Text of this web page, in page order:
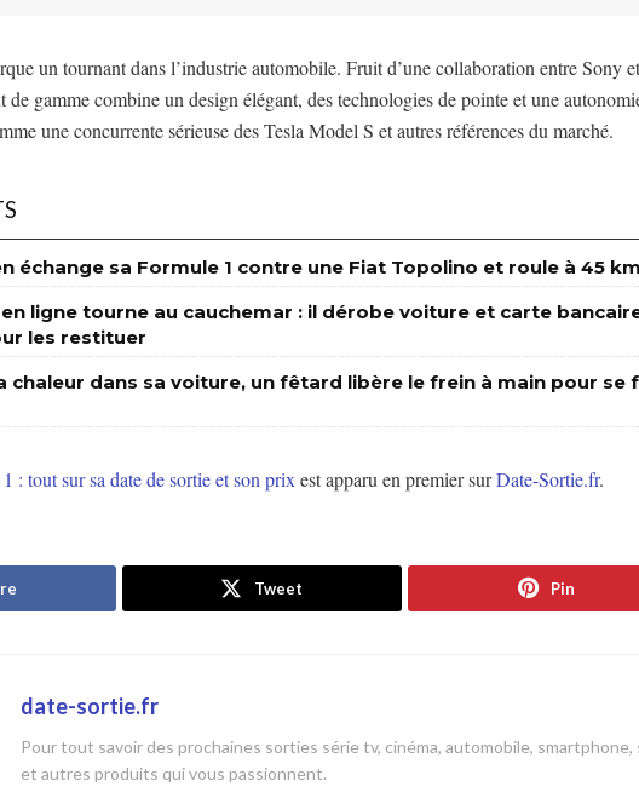
un tournant dans l’industrie automobile. Fruit d’une collaboration entre Sony
de gamme combine un design élégant, des technologies de pointe et une
une concurrente sérieuse des Tesla Model S et autres références du marché.
échange sa Formule 1 contre une Fiat Topolino et roule à 45
ligne tourne au cauchemar : il dérobe voiture et carte
les restituer
chaleur dans sa voiture, un fêtard libère le frein à main pour se
: tout sur sa date de sortie et son prix est apparu en premier surDate-Sortie.fr.
Tweet Pin
date-sortie.fr
Pour tout savoir des prochaines sorties série tv, cinéma, automobile, smartphone,
et autres produits qui vous passionnent.